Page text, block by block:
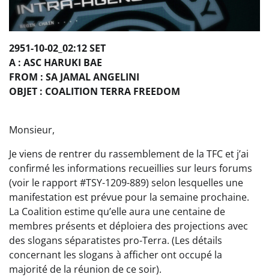
2951-10-02_02:12 SET
A : ASC HARUKI BAE
FROM : SA JAMAL ANGELINI
OBJET : COALITION TERRA FREEDOM
Monsieur,
Je viens de rentrer du rassemblement de la TFC et j’ai
confirmé les informations recueillies sur leurs forums
(voir le rapport #TSY-1209-889) selon lesquelles une
manifestation est prévue pour la semaine prochaine.
La Coalition estime qu’elle aura une centaine de
membres présents et déploiera des projections avec
des slogans séparatistes pro-Terra. (Les détails
concernant les slogans à afficher ont occupé la
majorité de la réunion de ce soir).